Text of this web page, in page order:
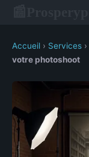
Accueil › Services ›
votre photoshoot